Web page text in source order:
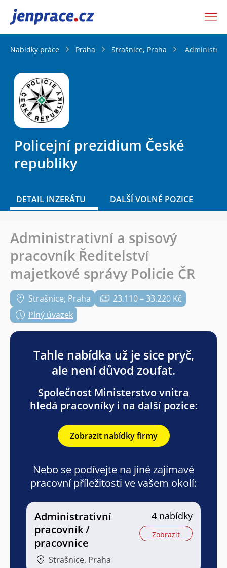
JenPráce.cz
Nabídky práce Praha Strašnice, Praha
Policejní prezidium České
republiky
DETAIL INZERÁTU DALŠÍ VOLNÉ POZICE
Administrativní a spisový
pracovník Ředitelství
majetkové správy Policie ČR
Strašnice, Praha
23.110 – 33.220 Kč
Plný úvazek
Tahle nabídka už je sice pryč,
ale není důvod zoufat.
Společnost Ministerstvo vnitra
hledá pracovníky i na další pozice:
Zobrazit nabídky firmy
Nebo se podívejte na jiné zajímavé
pracovní příležitosti ve vašem okolí:
Administrativní
pracovník /
pracovnice
Strašnice, Praha
4 nabídky
Zobrazit